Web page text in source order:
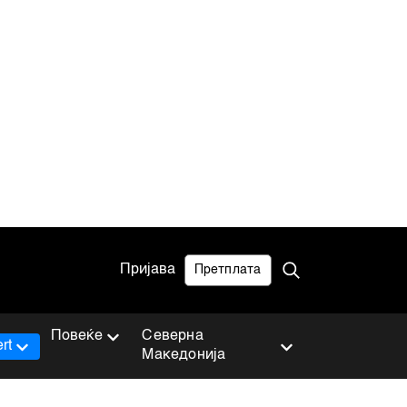
Пријава Претплата
Северна
Македонија
Повеќе